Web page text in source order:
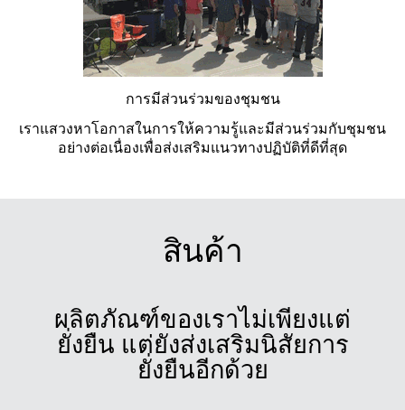
การมีส่วนร่วมของชุมชน
เราแสวงหาโอกาสในการให้ความรู้และมีส่วนร่วมกับชุมชน
อย่างต่อเนื่องเพื่อส่งเสริมแนวทางปฏิบัติที่ดีที่สุด
สินค้า
ผลิตภัณฑ์ของเราไม่เพียงแต่
ยั่งยืน แต่ยังส่งเสริมนิสัยการ
ยั่งยืนอีกด้วย